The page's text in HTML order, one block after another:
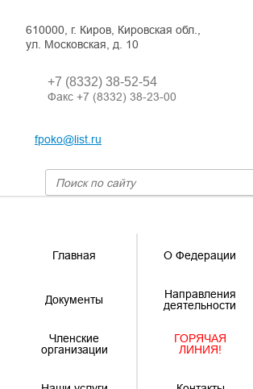
610000, г. Киров, Кировская обл.,
ул. Московская, д. 10
+7 (8332) 38-52-54
Факс +7 (8332) 38-23-00
fpoko@list.ru
Главная О Федерации
Документы
Направления
деятельности
Членские
организации
ГОРЯЧАЯ
ЛИНИЯ!